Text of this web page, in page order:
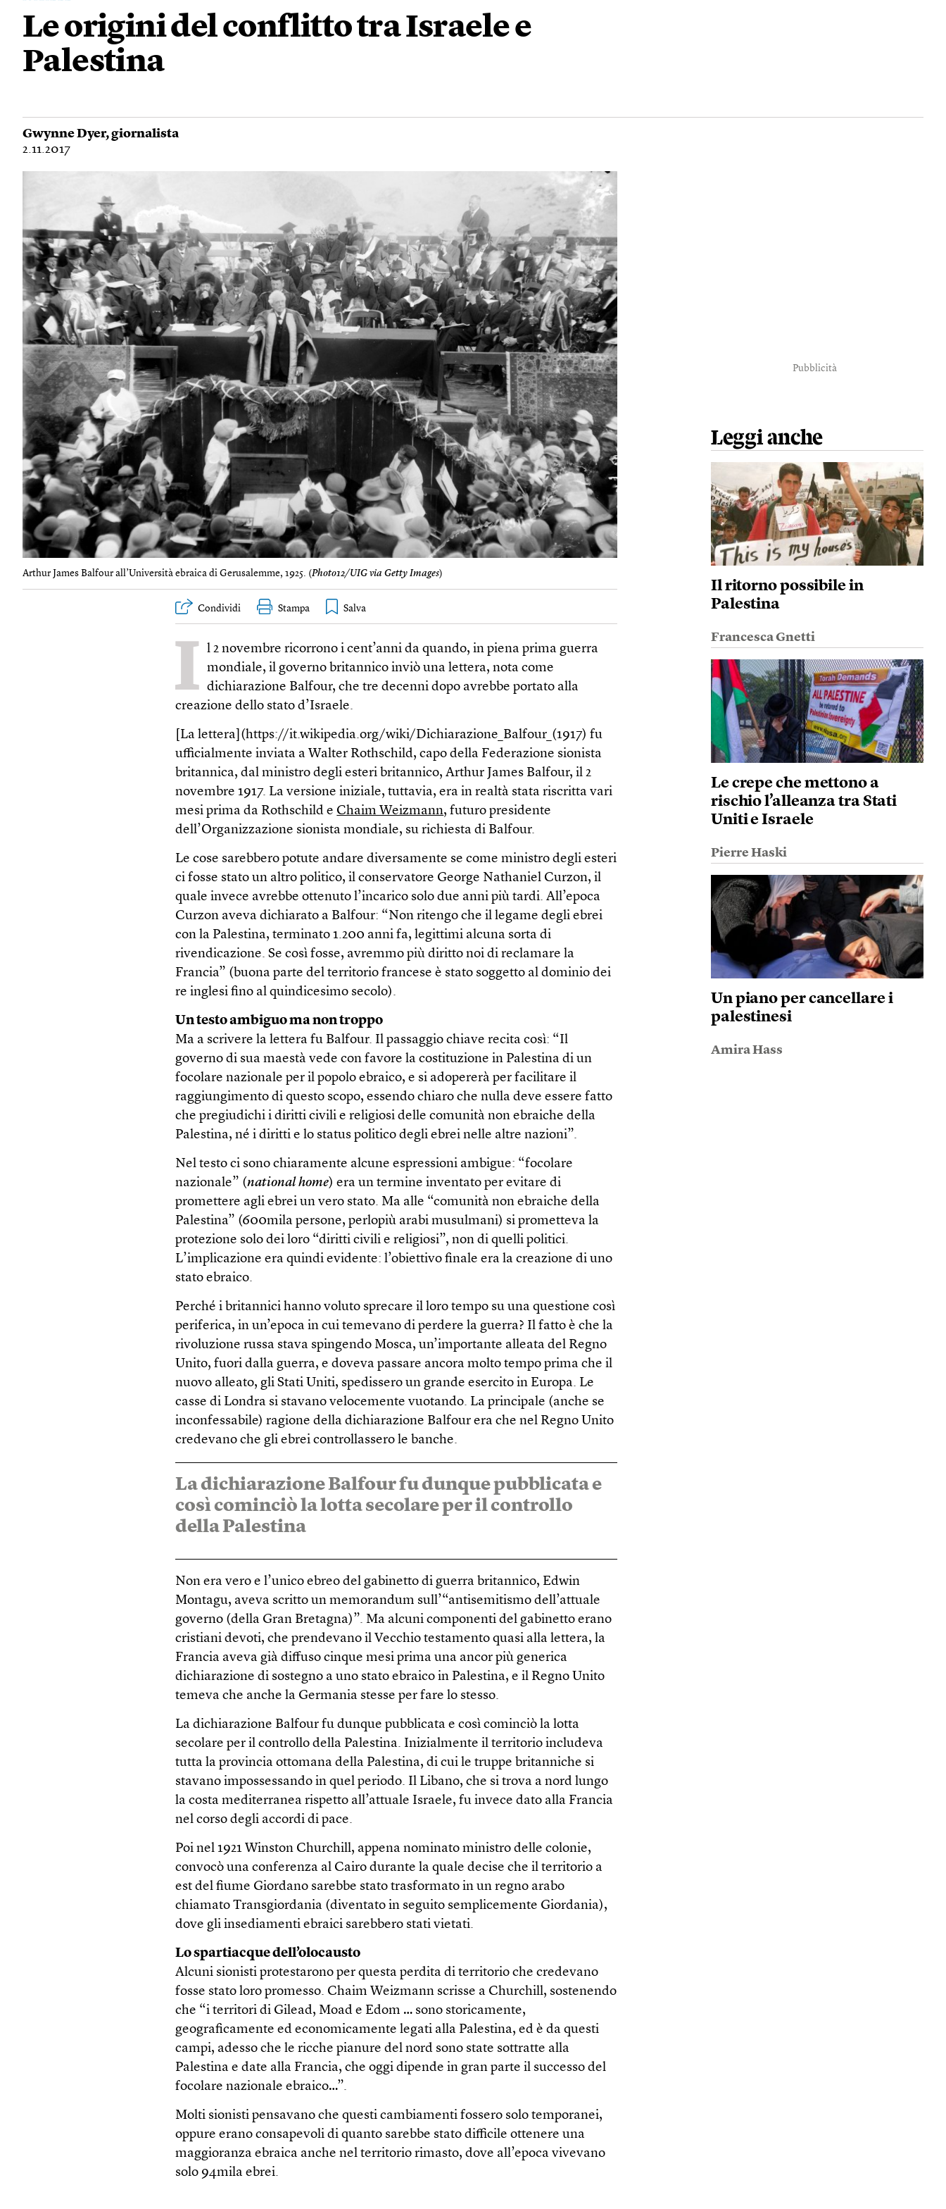
Le origini del conflitto tra Israele e
Palestina
Gwynne Dyer, giornalista
2.11.2017
Arthur James Balfour all’Università ebraica di Gerusalemme, 1925. (Photo12/UIG via Getty Images)
Condividi Stampa
I l 2 novembre ricorrono i cent’anni da quando, in piena prima guerra
mondiale, il governo britannico inviò una lettera, nota come
dichiarazione Balfour, che tre decenni dopo avrebbe portato alla
creazione dello stato d’Israele.
[La lettera](https://it.wikipedia.org/wiki/Dichiarazione_Balfour_(1917) fu
ufficialmente inviata a Walter Rothschild, capo della Federazione sionista
britannica, dal ministro degli esteri britannico, Arthur James Balfour, il 2
novembre 1917. La versione iniziale, tuttavia, era in realtà stata riscritta vari
mesi prima da Rothschild e Chaim Weizmann, futuro presidente
dell’Organizzazione sionista mondiale, su richiesta di Balfour.
Le cose sarebbero potute andare diversamente se come ministro degli esteri
ci fosse stato un altro politico, il conservatore George Nathaniel Curzon, il
quale invece avrebbe ottenuto l’incarico solo due anni più tardi. All’epoca
Curzon aveva dichiarato a Balfour: “Non ritengo che il legame degli ebrei
con la Palestina, terminato 1.200 anni fa, legittimi alcuna sorta di
rivendicazione. Se così fosse, avremmo più diritto noi di reclamare la
Francia” (buona parte del territorio francese è stato soggetto al dominio dei
re inglesi fino al quindicesimo secolo).
Un testo ambiguo ma non troppo
Ma a scrivere la lettera fu Balfour. Il passaggio chiave recita così: “Il
governo di sua maestà vede con favore la costituzione in Palestina di un
focolare nazionale per il popolo ebraico, e si adopererà per facilitare il
raggiungimento di questo scopo, essendo chiaro che nulla deve essere fatto
che pregiudichi i diritti civili e religiosi delle comunità non ebraiche della
Palestina, né i diritti e lo status politico degli ebrei nelle altre nazioni”.
Nel testo ci sono chiaramente alcune espressioni ambigue: “focolare
nazionale” (national home) era un termine inventato per evitare di
promettere agli ebrei un vero stato. Ma alle “comunità non ebraiche della
Palestina” (600mila persone, perlopiù arabi musulmani) si prometteva la
protezione solo dei loro “diritti civili e religiosi”, non di quelli politici.
L’implicazione era quindi evidente: l’obiettivo finale era la creazione di uno
stato ebraico.
Perché i britannici hanno voluto sprecare il loro tempo su una questione così
periferica, in un’epoca in cui temevano di perdere la guerra? Il fatto è che la
rivoluzione russa stava spingendo Mosca, un’importante alleata del Regno
Unito, fuori dalla guerra, e doveva passare ancora molto tempo prima che il
nuovo alleato, gli Stati Uniti, spedissero un grande esercito in Europa. Le
casse di Londra si stavano velocemente vuotando. La principale (anche se
inconfessabile) ragione della dichiarazione Balfour era che nel Regno Unito
credevano che gli ebrei controllassero le banche.
La dichiarazione Balfour fu dunque pubblicata e
così cominciò la lotta secolare per il controllo
della Palestina
Non era vero e l’unico ebreo del gabinetto di guerra britannico, Edwin
Montagu, aveva scritto un memorandum sull’“antisemitismo dell’attuale
governo (della Gran Bretagna)”. Ma alcuni componenti del gabinetto erano
cristiani devoti, che prendevano il Vecchio testamento quasi alla lettera, la
Francia aveva già diffuso cinque mesi prima una ancor più generica
dichiarazione di sostegno a uno stato ebraico in Palestina, e il Regno Unito
temeva che anche la Germania stesse per fare lo stesso.
La dichiarazione Balfour fu dunque pubblicata e così cominciò la lotta
secolare per il controllo della Palestina. Inizialmente il territorio includeva
tutta la provincia ottomana della Palestina, di cui le truppe britanniche si
stavano impossessando in quel periodo. Il Libano, che si trova a nord lungo
la costa mediterranea rispetto all’attuale Israele, fu invece dato alla Francia
nel corso degli accordi di pace.
Poi nel 1921 Winston Churchill, appena nominato ministro delle colonie,
convocò una conferenza al Cairo durante la quale decise che il territorio a
est del fiume Giordano sarebbe stato trasformato in un regno arabo
chiamato Transgiordania (diventato in seguito semplicemente Giordania),
dove gli insediamenti ebraici sarebbero stati vietati.
Lo spartiacque dell’olocausto
Alcuni sionisti protestarono per questa perdita di territorio che credevano
fosse stato loro promesso. Chaim Weizmann scrisse a Churchill, sostenendo
che “i territori di Gilead, Moad e Edom … sono storicamente,
geograficamente ed economicamente legati alla Palestina, ed è da questi
campi, adesso che le ricche pianure del nord sono state sottratte alla
Palestina e date alla Francia, che oggi dipende in gran parte il successo del
focolare nazionale ebraico…”.
Molti sionisti pensavano che questi cambiamenti fossero solo temporanei,
oppure erano consapevoli di quanto sarebbe stato difficile ottenere una
maggioranza ebraica anche nel territorio rimasto, dove all’epoca vivevano
solo 94mila ebrei.
Pubblicità
Leggi anche
Il ritorno possibile in
Palestina
Francesca Gnetti
Le crepe che mettono a
rischio l’alleanza tra Stati
Uniti e Israele
Pierre Haski
Un piano per cancellare i
palestinesi
Amira Hass